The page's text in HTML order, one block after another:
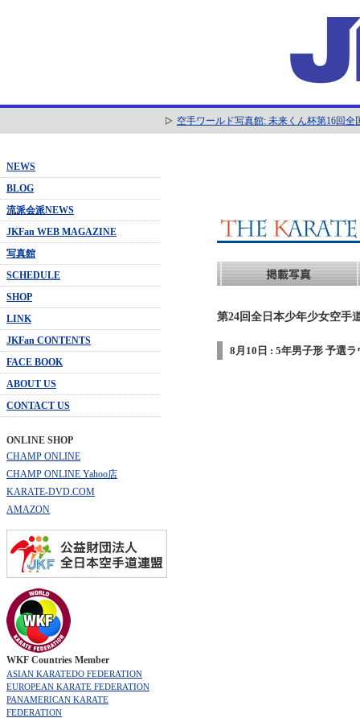
空手ワールド写真館: 未来くん杯第16回
NEWS
BLOG
流派会派NEWS
JKFan WEB MAGAZINE
写真館
SCHEDULE
SHOP
LINK
JKFan CONTENTS
FACE BOOK
ABOUT US
CONTACT US
ONLINE SHOP
CHAMP ONLINE
CHAMP ONLINE Yahoo店
KARATE-DVD.COM
AMAZON
WKF Countries Member
ASIAN KARATEDO FEDERATION
EUROPEAN KARATE FEDERATION
PANAMERICAN KARATE
FEDERATION
第24回全日本少年少女空手
8月10日 : 5年男子形 予選